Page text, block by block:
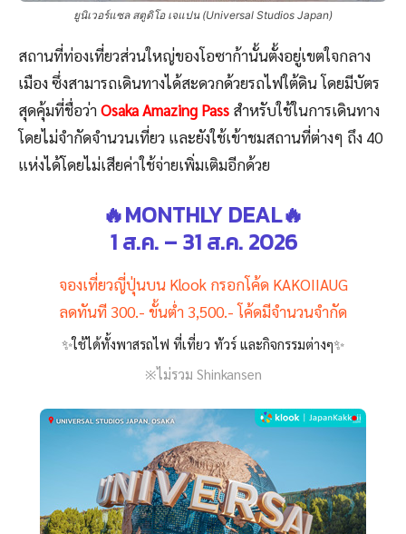
ยูนิเวอร์แซล สตูดิโอ เจแปน (Universal Studios Japan)
สถานที่ท่องเที่ยวส่วนใหญ่ของโอซาก้านั้นตั้งอยู่เขตใจกลาง
เมือง ซึ่งสามารถเดินทางได้สะดวกด้วยรถไฟใต้ดิน โดยมีบัตร
สุดคุ้มที่ชื่อว่าOsaka Amazing Pass สำหรับใช้ในการเดินทาง
โดยไม่จำกัดจำนวนเที่ยว และยังใช้เข้าชมสถานที่ต่างๆ ถึง 40
แห่งได้โดยไม่เสียค่าใช้จ่ายเพิ่มเติมอีกด้วย
🔥MONTHLY DEAL🔥
1 ส.ค. – 31 ส.ค. 2026
จองเที่ยวญี่ปุ่นบน Klook กรอกโค้ด KAKOIIAUG
ลดทันที 300.- ขั้นต่ำ 3,500.- โค้ดมีจำนวนจำกัด
✨ใช้ได้ทั้งพาสรถไฟ ที่เที่ยว ทัวร์ และกิจกรรมต่างๆ✨
※ไม่รวม Shinkansen